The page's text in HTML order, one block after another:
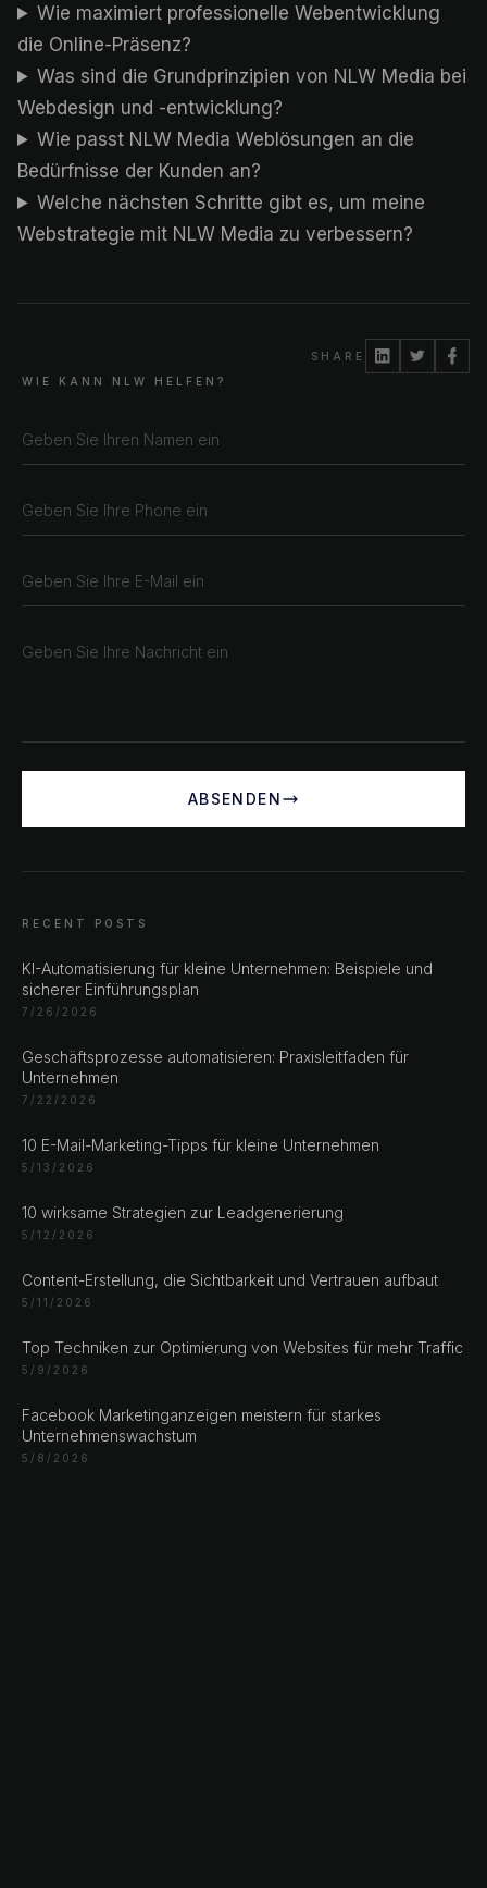
Wie maximiert professionelle Webentwicklung
die Online-Präsenz?
Was sind die Grundprinzipien von NLW Media bei
Webdesign und -entwicklung?
Wie passt NLW Media Weblösungen an die
Bedürfnisse der Kunden an?
Welche nächsten Schritte gibt es, um meine
Webstrategie mit NLW Media zu verbessern?
SHARE
WIE KANN NLW HELFEN?
ABSENDEN
RECENT POSTS
KI-Automatisierung für kleine Unternehmen: Beispiele und
sicherer Einführungsplan
7/26/2026
Geschäftsprozesse automatisieren: Praxisleitfaden für
Unternehmen
7/22/2026
10 E-Mail-Marketing-Tipps für kleine Unternehmen
5/13/2026
10 wirksame Strategien zur Leadgenerierung
5/12/2026
Content-Erstellung, die Sichtbarkeit und Vertrauen aufbaut
5/11/2026
Top Techniken zur Optimierung von Websites für mehr Traffic
5/9/2026
Facebook Marketinganzeigen meistern für starkes
Unternehmenswachstum
5/8/2026
Unsere Adressen
+387 61 924 649
Engert & Richter GbR Hauptstr 117
+49 30 56844455